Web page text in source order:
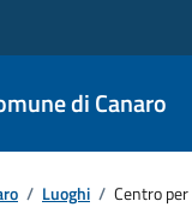
di Canaro
/ Luoghi / Centro